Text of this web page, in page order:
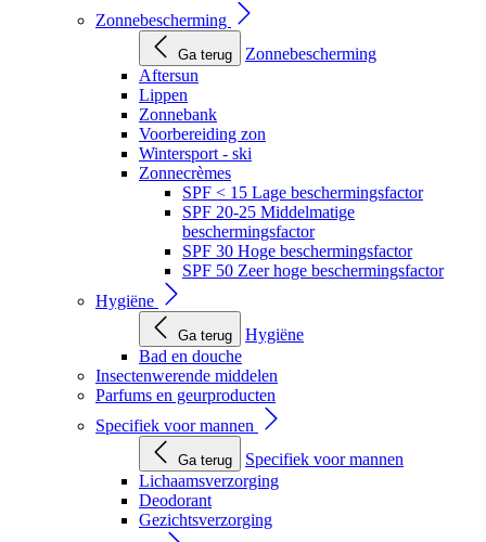
Zonnebescherming
Ga terug
Zonnebescherming
Aftersun
Lippen
Zonnebank
Voorbereiding zon
Wintersport - ski
Zonnecrèmes
SPF < 15 Lage beschermingsfactor
SPF 20-25 Middelmatige
beschermingsfactor
SPF 30 Hoge beschermingsfactor
SPF 50 Zeer hoge beschermingsfactor
Hygiëne
Ga terug
Hygiëne
Bad en douche
Insectenwerende middelen
Parfums en geurproducten
Specifiek voor mannen
Ga terug
Specifiek voor mannen
Lichaamsverzorging
Deodorant
Gezichtsverzorging